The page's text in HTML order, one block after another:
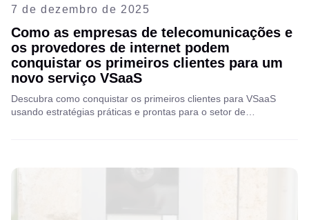
7 de dezembro de 2025
Como as empresas de telecomunicações e
os provedores de internet podem
conquistar os primeiros clientes para um
novo serviço VSaaS
Descubra como conquistar os primeiros clientes para VSaaS
usando estratégias práticas e prontas para o setor de